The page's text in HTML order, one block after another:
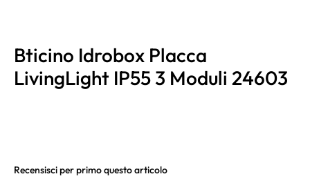
Bticino Idrobox Placca
LivingLight IP55 3 Moduli 24603
Recensisci per primo questo articolo